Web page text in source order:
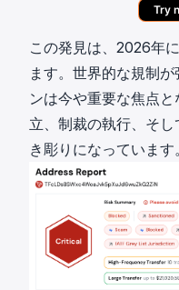
Try
この発見は、2026年
ます。世界的な規制
ンは今や重要な焦点
立、 制裁の執行 、そ
き彫りになっています。